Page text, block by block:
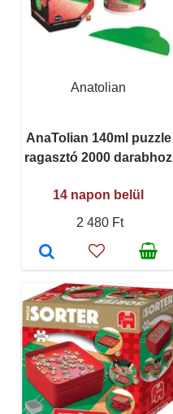
Anatolian
AnaTolian 140ml puzzle
ragasztó 2000 darabhoz
14 napon belül
2 480 Ft